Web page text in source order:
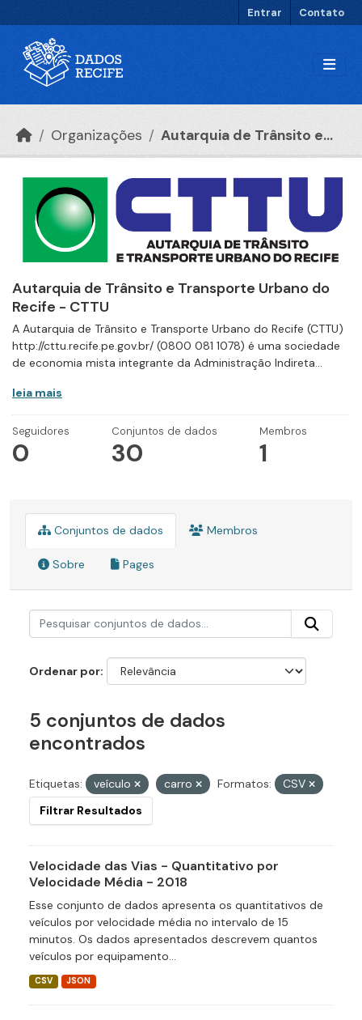
Entrar Contato
Organizações Autarquia de Trânsito e...
Autarquia de Trânsito e Transporte Urbano do
Recife - CTTU
A Autarquia de Trânsito e Transporte Urbano do Recife (CTTU)
http://cttu.recife.pe.gov.br/ (0800 081 1078) é uma sociedade
de economia mista integrante da Administração Indireta...
leia mais
Seguidores
0
Conjuntos de dados
30
Membros
1
Conjuntos de dados Membros
Sobre Pages
Ordenar por
5 conjuntos de dados
encontrados
Etiquetas: veículo carro Formatos:
CSV
Filtrar Resultados
Velocidade das Vias - Quantitativo por
Velocidade Média - 2018
Esse conjunto de dados apresenta os quantitativos de
veículos por velocidade média no intervalo de 15
minutos. Os dados apresentados descrevem quantos
veículos por equipamento...
CSV JSON